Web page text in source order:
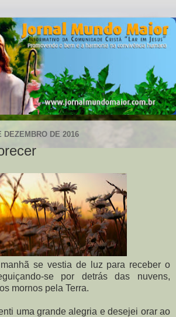
DEZEMBRO DE 2016
se vestia de luz para receber o
se por detrás das nuvens,
mornos pela Terra.
uma grande alegria e desejei orar ao